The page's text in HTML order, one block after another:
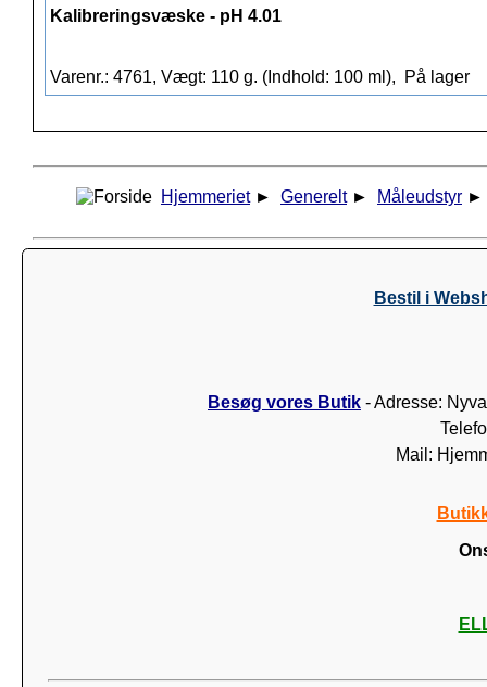
Kalibreringsvæske - pH 4.01
Varenr.: 4761, Vægt: 110 g. (Indhold: 100 ml), På lager
Hjemmeriet ► Generelt ► Måleudstyr ►
Bestil i
Besøg vores Butik - Adresse:
Mail: